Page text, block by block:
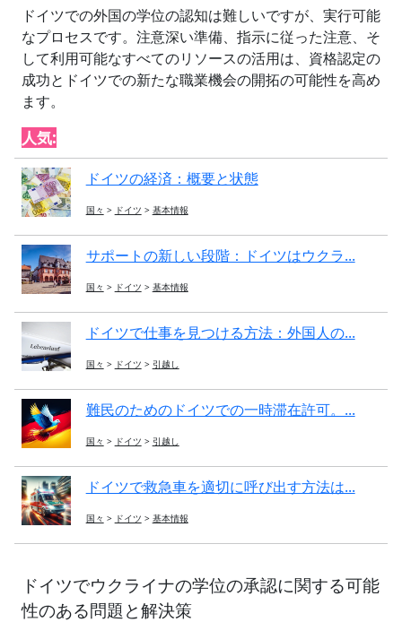
ドイツでの外国の学位の認知は難しいですが、実行可能
なプロセスです。注意深い準備、指示に従った注意、そ
して利用可能なすべてのリソースの活用は、資格認定の
成功とドイツでの新たな職業機会の開拓の可能性を高め
ます。
人気:
ドイツの経済：概要と状態
国々 > ドイツ > 基本情報
サポートの新しい段階：ドイツはウクラ...
国々 > ドイツ > 基本情報
ドイツで仕事を見つける方法：外国人の...
国々 > ドイツ > 引越し
難民のためのドイツでの一時滞在許可。...
国々 > ドイツ > 引越し
ドイツで救急車を適切に呼び出す方法は...
国々 > ドイツ > 基本情報
ドイツでウクライナの学位の承認に関する可能
性のある問題と解決策